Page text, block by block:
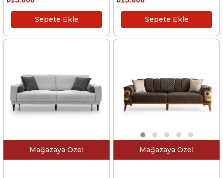
Sepete Ekle Sepete Ekle
Mağazaya Özel
Vize Alsara Üçlü Kanepe
Mağazaya Özel
Sima Rixos 3lü Koltuk